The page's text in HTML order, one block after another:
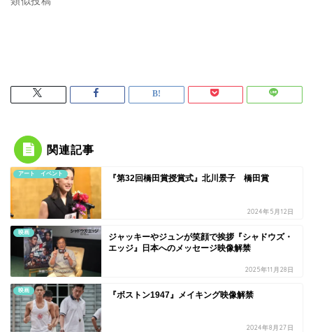
関連記事
アート イベント 『第32回橋田賞授賞式』北川景子 橋田賞
2024年5月12日
映画
ジャッキーやジュンが笑顔で挨拶『シャドウズ・
エッジ』日本へのメッセージ映像解禁
2025年11月28日
映画 『ボストン1947』メイキング映像解禁
2024年8月27日